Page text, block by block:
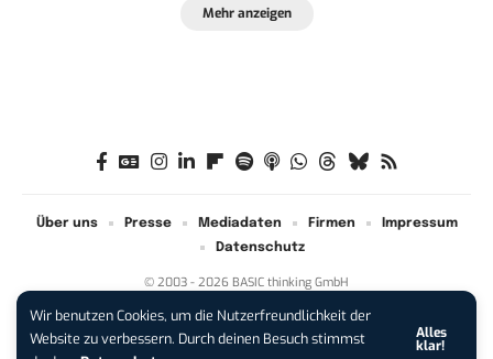
Wir benutzen Cookies, um die Nutzerfreundlichkeit der
Website zu verbessern. Durch deinen Besuch stimmst
Alles
klar!
Mehr anzeigen
© 2003 - 2026 BASIC thinking GmbH
Über uns Presse Mediadaten Firmen
Impressum
Datenschutz